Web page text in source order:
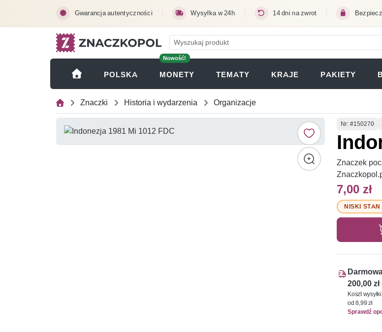
Gwarancja autentyczności Wysyłka w 24h 14 dni na zwrot
POLSKA
Nowość!
MONETY (OTWIERA SIĘ W NOWEJ KARCIE)
TEMATY KRAJE PAKIETY
Znaczki Historia i wydarzenia Organizacje
Numer
Nr: #150270
Znaczek
7,00 zł
NISKI STAN
200,00
Koszt
od 8,99 zł
Sprawdź